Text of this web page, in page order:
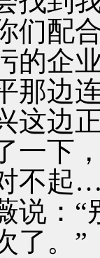
们配
的企
那边
这边
一下
不起
说：“
了。”